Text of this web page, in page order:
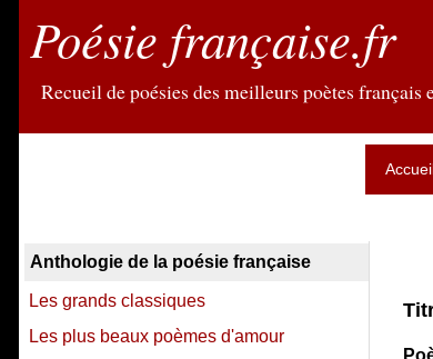
Poésie française.fr
Recueil de poésies des meilleurs poètes français
Anthologie de la poésie française
Les grands classiques
Les plus beaux poèmes d'amour